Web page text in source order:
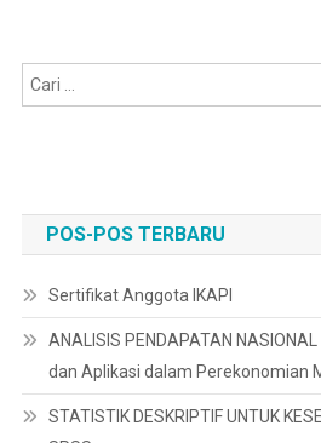
POS-POS TERBARU
Sertifikat Anggota IKAPI
ANALISIS PENDAPATAN
dan Aplikasi dalam Perekonomian
STATISTIK DESKRIPTIF UNTUK